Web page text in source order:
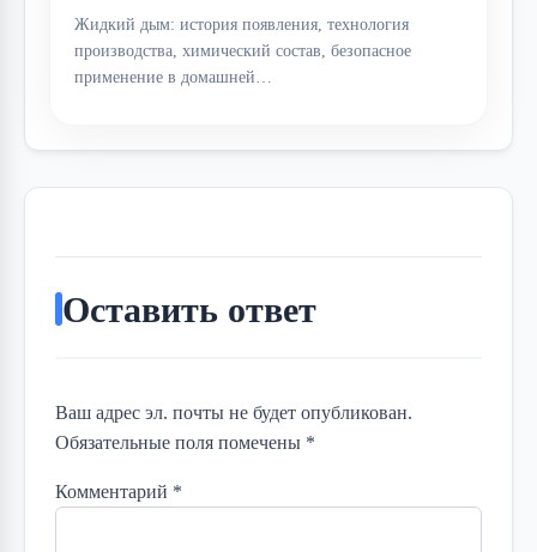
Жидкий дым: история появления, технология
производства, химический состав, безопасное
применение в домашней…
Оставить ответ
Ваш адрес эл. почты не будет опубликован.
Обязательные поля помечены *
Комментарий *